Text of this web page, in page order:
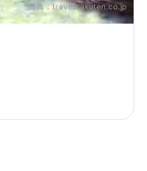
出典：travel.rakuten.co.jp